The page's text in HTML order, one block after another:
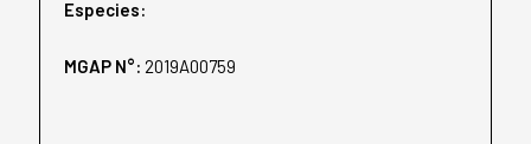
Especies:
MGAP N°: 2019A00759